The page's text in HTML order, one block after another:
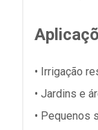
• Irrigação
• Jardins e
• Pequenos